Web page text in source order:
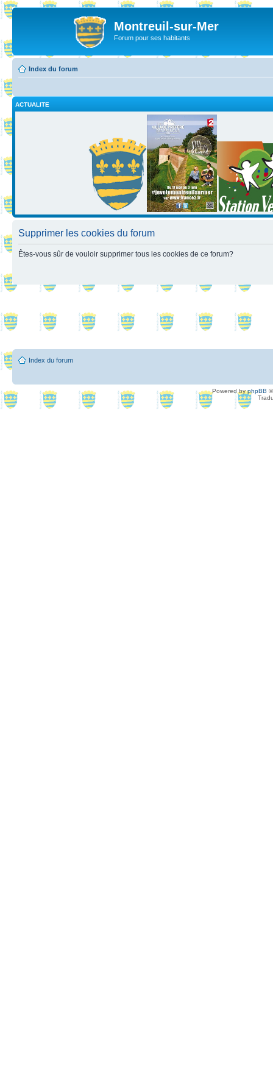
Montreuil-sur-Mer
Forum pour ses habitants
Index du forum
ACTUALITE
Supprimer les cookies du forum
Êtes-vous sûr de vouloir supprimer tous les cookies de ce forum?
Index du forum
Powered byphpBB